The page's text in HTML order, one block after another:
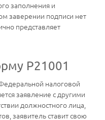
заполнения и
заверении подписи нет
представляет
Р21001
налоговой
заявление с другими
должностного лица,
заявитель ставит свою